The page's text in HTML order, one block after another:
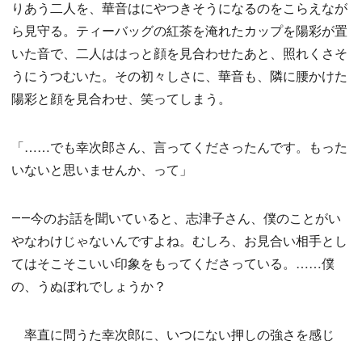
りあう二人を、華音はにやつきそうになるのをこらえなが
ら見守る。ティーバッグの紅茶を淹れたカップを陽彩が置
いた音で、二人ははっと顔を見合わせたあと、照れくさそ
うにうつむいた。その初々しさに、華音も、隣に腰かけた
陽彩と顔を見合わせ、笑ってしまう。
「……でも幸次郎さん、言ってくださったんです。もった
いないと思いませんか、って」
――今のお話を聞いていると、志津子さん、僕のことがい
やなわけじゃないんですよね。むしろ、お見合い相手とし
てはそこそこいい印象をもってくださっている。……僕
の、うぬぼれでしょうか？
率直に問うた幸次郎に、いつにない押しの強さを感じ